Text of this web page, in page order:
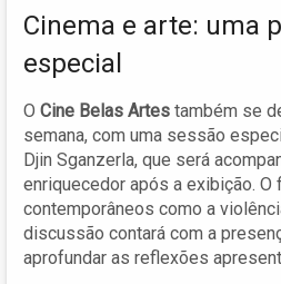
Cinema e arte: uma
especial
O Cine Belas Artes também se
semana, com uma sessão
Djin Sganzerla, que será
enriquecedor após a exibição. O
contemporâneos como a
discussão contará com a
aprofundar as reflexões